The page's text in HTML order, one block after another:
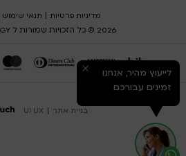
מדיניות פרטיות | תנאי שימוש
2026 © כל הזכויות שמורות ל SUZUKI ENERGY
בניית אתר |
UI UX
לייעוץ מהיר, אנחנו
זמינים עבורכם